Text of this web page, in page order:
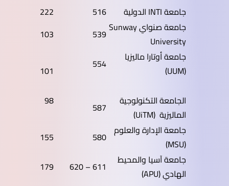
جامعة INTI الدولية
516
222
جامعة صنواي Sunway
University
539
103
جامعة أوتارا ماليزيا
(UUM)
554
101
الجامعة التكنولوجية
الماليزية (UiTM)
587
98
جامعة الإدارة والعلوم
(MSU)
580
155
جامعة آسيا والمحيط
الهادي (APU)
611 – 620
179